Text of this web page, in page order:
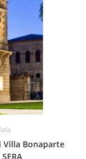
Villa Bonaparte